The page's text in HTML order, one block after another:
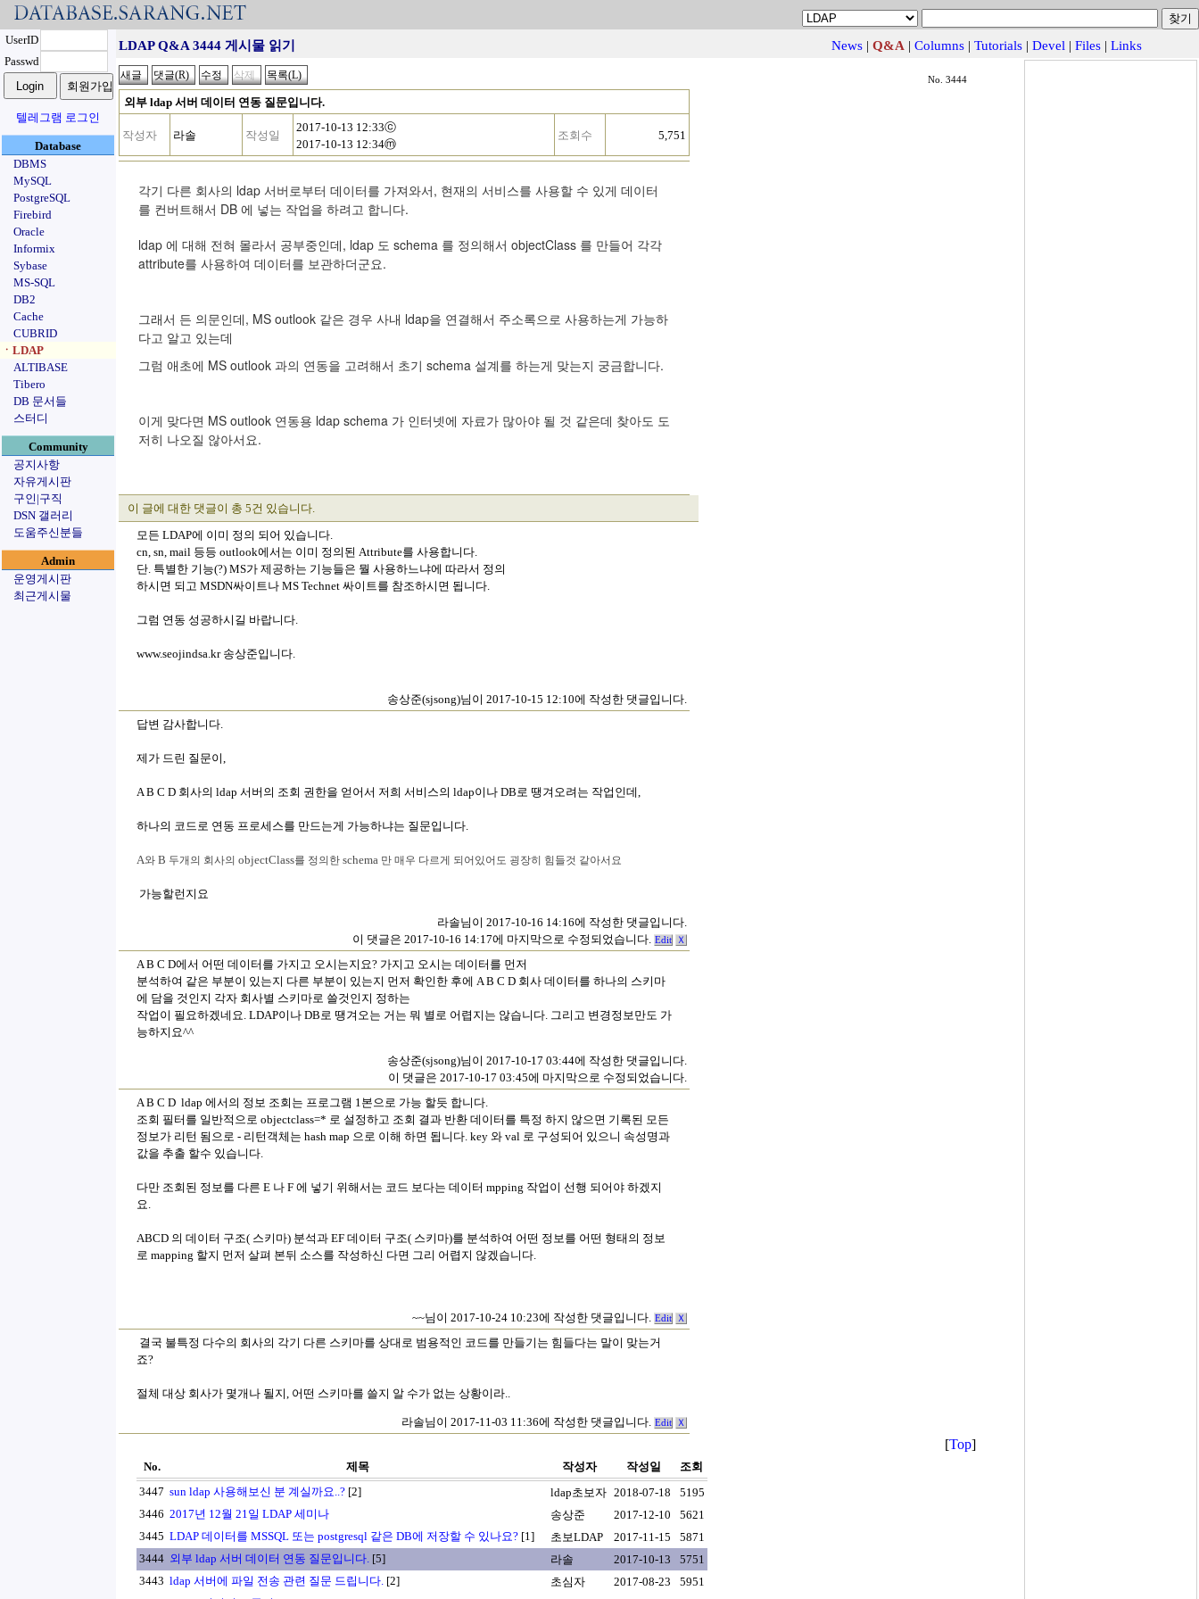
UserID
Passwd
텔레그램 로그인
Database
DBMS
MySQL
PostgreSQL
Firebird
Oracle
Informix
Sybase
MS-SQL
DB2
Cache
CUBRID
ㆍLDAP
ALTIBASE
Tibero
DB 문서들
스터디
Community
공지사항
자유게시판
구인|구직
DSN 갤러리
도움주신분들
Admin
운영게시판
최근게시물
LDAP Q&A 3444 게시물 읽기 News | Q&A | Columns | Tutorials | Devel | Files | Links
No. 3444
외부 ldap 서버 데이터 연동 질문입니다.
작성자 라솔 작성일
2017-10-13 12:33ⓒ
2017-10-13 12:34ⓜ
조회수 5,751
각기 다른 회사의 ldap 서버로부터 데이터를 가져와서, 현재의 서비스를 사용할 수 있게 데이터
를 컨버트해서 DB 에 넣는 작업을 하려고 합니다.
ldap 에 대해 전혀 몰라서 공부중인데, ldap 도 schema 를 정의해서 objectClass 를 만들어 각각
attribute를 사용하여 데이터를 보관하더군요.
그래서 든 의문인데, MS outlook 같은 경우 사내 ldap을 연결해서 주소록으로 사용하는게 가능하
다고 알고 있는데
그럼 애초에 MS outlook 과의 연동을 고려해서 초기 schema 설계를 하는게 맞는지 궁금합니다.
이게 맞다면 MS outlook 연동용 ldap schema 가 인터넷에 자료가 많아야 될 것 같은데 찾아도 도
저히 나오질 않아서요.
이 글에 대한 댓글이 총 5건 있습니다.
모든 LDAP에 이미 정의 되어 있습니다.
cn, sn, mail 등등 outlook에서는 이미 정의된 Attribute를 사용합니다.
단. 특별한 기능(?) MS가 제공하는 기능들은 뭘 사용하느냐에 따라서 정의
하시면 되고 MSDN싸이트나 MS Technet 싸이트를 참조하시면 됩니다.
그럼 연동 성공하시길 바랍니다.
www.seojindsa.kr 송상준입니다.
송상준(sjsong)님이 2017-10-15 12:10에 작성한 댓글입니다.
답변 감사합니다.
제가 드린 질문이,
A B C D 회사의 ldap 서버의 조회 권한을 얻어서 저희 서비스의 ldap이나 DB로 땡겨오려는 작업인데,
하나의 코드로 연동 프로세스를 만드는게 가능하냐는 질문입니다.
A와 B 두개의 회사의 objectClass를 정의한 schema 만 매우 다르게 되어있어도 굉장히 힘들것 같아서요
가능할런지요
라솔님이 2017-10-16 14:16에 작성한 댓글입니다.
이 댓글은 2017-10-16 14:17에 마지막으로 수정되었습니다. Edit Ｘ
A B C D에서 어떤 데이터를 가지고 오시는지요? 가지고 오시는 데이터를 먼저
분석하여 같은 부분이 있는지 다른 부분이 있는지 먼저 확인한 후에 A B C D 회사 데이터를 하나의 스키마
에 담을 것인지 각자 회사별 스키마로 쓸것인지 정하는
작업이 필요하겠네요. LDAP이나 DB로 땡겨오는 거는 뭐 별로 어렵지는 않습니다. 그리고 변경정보만도 가
능하지요^^
송상준(sjsong)님이 2017-10-17 03:44에 작성한 댓글입니다.
이 댓글은 2017-10-17 03:45에 마지막으로 수정되었습니다.
A B C D ldap 에서의 정보 조회는 프로그램 1본으로 가능 할듯 합니다.
조회 필터를 일반적으로 objectclass=* 로 설정하고 조회 결과 반환 데이터를 특정 하지 않으면 기록된 모든
정보가 리턴 됨으로 - 리턴객체는 hash map 으로 이해 하면 됩니다. key 와 val 로 구성되어 있으니 속성명과
값을 추출 할수 있습니다.
다만 조회된 정보를 다른 E 나 F 에 넣기 위해서는 코드 보다는 데이터 mpping 작업이 선행 되어야 하겠지
요.
ABCD 의 데이터 구조( 스키마) 분석과 EF 데이터 구조( 스키마)를 분석하여 어떤 정보를 어떤 형태의 정보
로 mapping 할지 먼저 살펴 본뒤 소스를 작성하신 다면 그리 어렵지 않겠습니다.
~~님이 2017-10-24 10:23에 작성한 댓글입니다. Edit Ｘ
결국 불특정 다수의 회사의 각기 다른 스키마를 상대로 범용적인 코드를 만들기는 힘들다는 말이 맞는거
죠?
절체 대상 회사가 몇개나 될지, 어떤 스키마를 쓸지 알 수가 없는 상황이라..
라솔님이 2017-11-03 11:36에 작성한 댓글입니다. Edit Ｘ
[Top]
No. 제목 작성자 작성일
조회
3447 sun ldap 사용해보신 분 계실까요..? [2] ldap초보자 2018-07-18
5195
3446 2017년 12월 21일 LDAP 세미나 송상준 2017-12-10
5621
3445 LDAP 데이터를 MSSQL 또는 postgresql 같은 DB에 저장할 수 있나요? [1] 초보LDAP 2017-11-15
5871
3444 외부 ldap 서버 데이터 연동 질문입니다. [5] 라솔 2017-10-13
5751
3443 ldap 서버에 파일 전송 관련 질문 드립니다. [2] 초심자 2017-08-23
5951